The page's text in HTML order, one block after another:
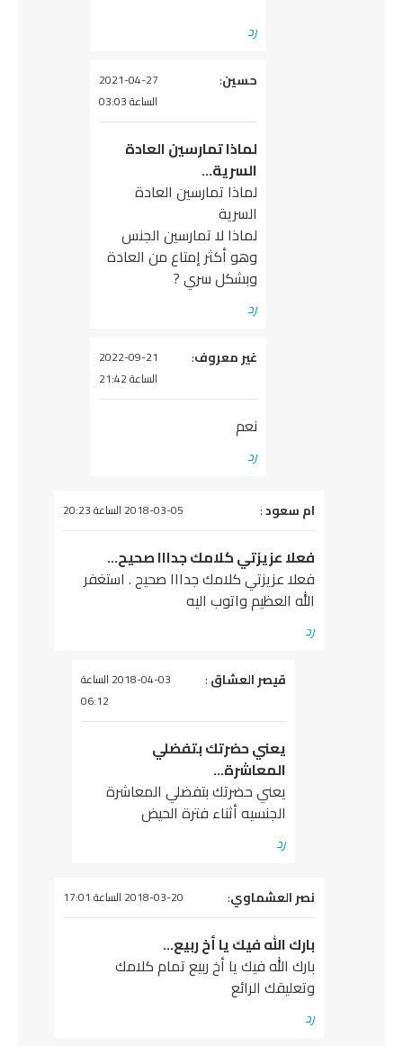
رد
يقول
حسين:
2021-04-27
الساعة 03:03
لماذا تمارسين العادة
السرية…
لماذا تمارسين العادة
السرية
لماذا لا تمارسين الجنس
وهو أكثر إمتاع من العادة
وبشكل سري ?
رد
يقول
غير معروف:
2022-09-21
الساعة 21:42
نعم
رد
يقول
ام سعود: 2018-03-05 الساعة 20:23
فعلا عزيزتي كلامك جدااا صحيح…
فعلا عزيزتي كلامك جدااا صحيح . استغفر
الله العظيم واتوب اليه
رد
يقول
قيصر العشاق:
2018-04-03 الساعة
06:12
يعني حضرتك بتفضلي
المعاشرة…
يعني حضرتك بتفضلي المعاشرة
الجنسيه أثناء فترة الحيض
رد
يقول
نصر العشماوي: 2018-03-20 الساعة 17:01
بارك الله فيك يا أخ ربيع…
بارك الله فيك يا أخ ربيع تمام كلامك
وتعليقك الرائع
رد